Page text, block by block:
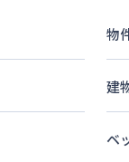
物
建
ベ